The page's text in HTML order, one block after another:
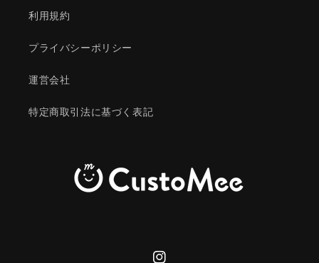
利用規約
プライバシーポリシー
運営会社
特定商取引法に基づく表記